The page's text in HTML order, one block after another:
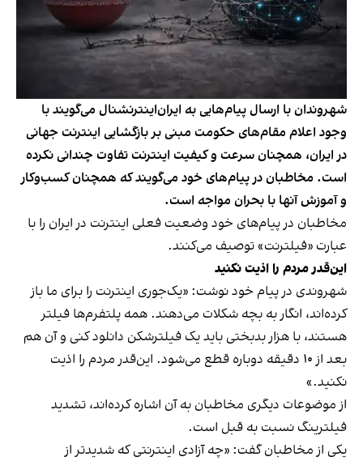
شهروندان با ارسال پیام‌هایی به ایران‌اینترنشنال می‌گویند با
وجود اعلام مقام‌های حکومت مبنی بر بازگشایی اینترنت جهانی
در ایران، همچنان سرعت و کیفیت اینترنت تفاوت چندانی نکرده
است. مخاطبان در پیام‌های خود می‌گویند که همچنان کسب‌وکار
و آموزش آنها با بحران مواجه است.
مخاطبان در پیام‌های خود وضعیت فعلی اینترنت در ایران را با
عبارت «فیلترنت» توصیف می‌کنند.
این‌قدر مردم را اذیت نکنید
شهروندی در پیام خود نوشت: «یک‌جوری اینترنت را برای ما باز
کرده‌اند، انگار به بچه شکلات می‌دهند. همه پلتفرم‌ها فیلتر
هستند، با هزار بدبختی باید یک فیلترشکن دانلود کنی و آن هم
بعد از ۱۰ دقیقه دوباره قطع می‌شود. این‌قدر مردم را اذیت
نکنید.»
از موضوعات دیگری مخاطبان به آن اشاره کرده‌اند، تشدید
فیلترینگ نسبت به قبل است.
یکی از مخاطبان گفت:‌ «چه آزادی اینترنتی که شدیدتر از